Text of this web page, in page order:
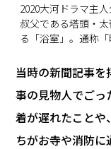
2020大河ドラマ主
叔父である塔頭・
る「浴室」。通称
―――当時の新聞記
事の見物人でごっ
着が遅れたことや
ちがお寺や消防